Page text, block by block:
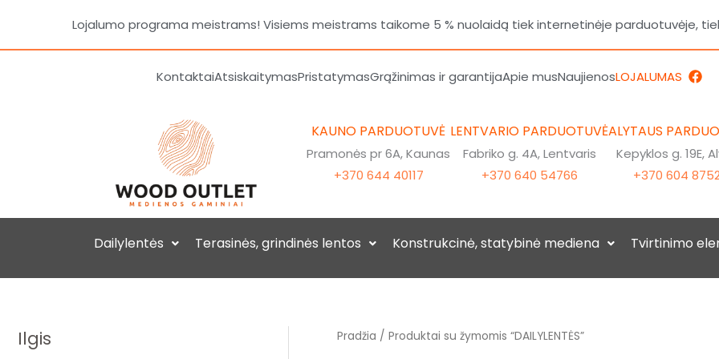
turinio
Lojalumo programa meistrams! Visiems meistrams taikome 5 % nuolaidą tiek internetinėje parduotuvėje,
KontaktaiAtsiskaitymasPristatymasGrąžinimas ir garantijaApie musNaujienosLOJALUMAS F
a
b
o
o
k
KAUNO PARDUOTUVĖ
Pramonės pr 6A, Kaunas
+370 644 40117
LENTVARIO PARDUOTUVĖ
Fabriko g. 4A, Lentvaris
+370 640 54766
ALYTAUS
Kepyklos g. 19E,
+370 604
Dailylentės Terasinės, grindinės lentos Konstrukcinė, statybinė mediena Tvirtinimo
Ilgis Pradžia / Produktai su žymomis “DAILYLENTĖS”